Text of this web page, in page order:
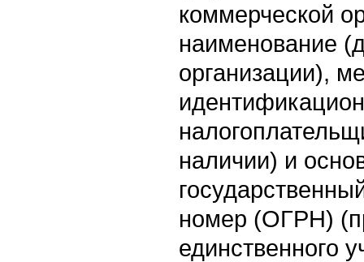
коммерческой
наименование
организации),
наличии) и
номер (ОГРН)
единственного